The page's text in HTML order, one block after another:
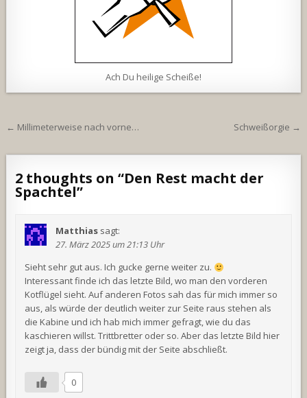
Ach Du heilige Scheiße!
Beitragsnavigation
← Millimeterweise nach vorne… Schweißorgie →
2 thoughts on “Den Rest macht der
Spachtel”
Matthias sagt:
27. März 2025 um 21:13 Uhr
Sieht sehr gut aus. Ich gucke gerne weiter zu.
Interessant finde ich das letzte Bild, wo man den vorderen
Kotflügel sieht. Auf anderen Fotos sah das für mich immer so
aus, als würde der deutlich weiter zur Seite raus stehen als
die Kabine und ich hab mich immer gefragt, wie du das
kaschieren willst. Trittbretter oder so. Aber das letzte Bild hier
zeigt ja, dass der bündig mit der Seite abschließt.
0